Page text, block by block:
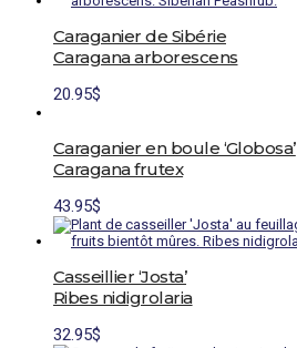
Caraganier de Sibérie
Caragana arborescens
20.95$
Caraganier en boule ‘Globosa’
Caragana frutex
43.95$
Casseillier ‘Josta’
Ribes nidigrolaria
32.95$